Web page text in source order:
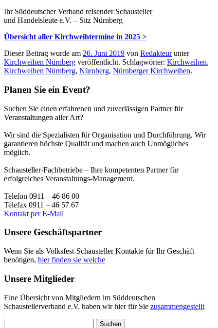
Ihr Süddeutscher Verband reisender Schausteller
und Handelsleute e.V. – Sitz Nürnberg
Übersicht aller Kirchweihtermine in 2025 >
Dieser Beitrag wurde am 26. Juni 2019 von Redakteurunter
Kirchweihen Nürnberg veröffentlicht. Schlagwörter: Kirchweihen,
Kirchweihen Nürnberg, Nürnberg, Nürnberger Kirchweihen.
Planen Sie ein Event?
Suchen Sie einen erfahrenen und zuverlässigen Partner für
Veranstaltungen aller Art?
Wir sind die Spezialisten für Organisation und Durchführung. Wir
garantieren höchste Qualität und machen auch Unmögliches
möglich.
Schausteller-Fachbetriebe – Ihre kompetenten Partner für
erfolgreiches Veranstaltungs-Management.
Telefon 0911 – 46 86 00
Telefax 0911 – 46 57 67
Kontakt per E-Mail
Unsere Geschäftspartner
Wenn Sie als Volksfest-Schausteller Kontakte für Ihr Geschäft
benötigen, hier finden sie welche
Unsere Mitglieder
Eine Übersicht von Mitgliedern im Süddeutschen
Schaustellerverband e.V. haben wir hier für Sie zusammengestellt